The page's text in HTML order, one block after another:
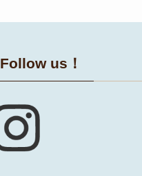
Follow us！